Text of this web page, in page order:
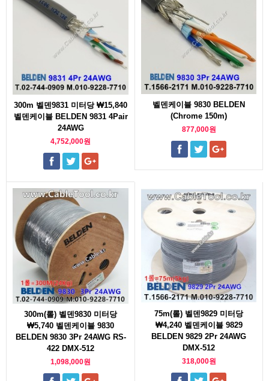
300m 벨덴9831 미터당 ₩15,840
벨덴케이블 BELDEN 9831 4Pair
24AWG
4,752,000원
벨덴케이블 9830 BELDEN
(Chrome 150m)
877,000원
300m(롤) 벨덴9830 미터당
₩5,740 벨덴케이블 9830
BELDEN 9830 3Pr 24AWG RS-
422 DMX-512
1,098,000원
75m(롤) 벨덴9829 미터당
₩4,240 벨덴케이블 9829
BELDEN 9829 2Pr 24AWG
DMX-512
318,000원